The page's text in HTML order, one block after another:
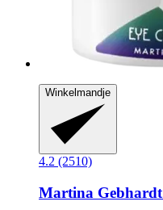
Winkelmandje
4.2 (2510)
Martina Gebhardt